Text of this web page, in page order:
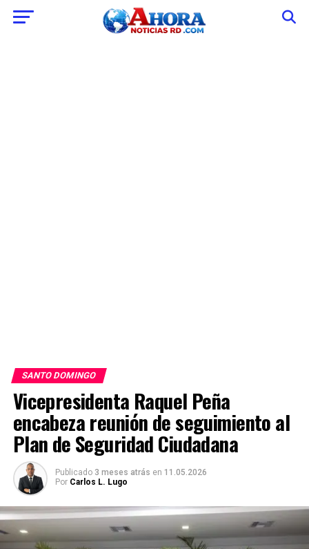
SANTO DOMINGO
Vicepresidenta Raquel Peña
encabeza reunión de seguimiento al
Plan de Seguridad Ciudadana
Publicado 3 meses atrás en 11.05.2026
Por Carlos L. Lugo